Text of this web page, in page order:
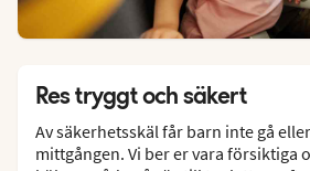
Res tryggt och säkert
Av säkerhetsskäl får barn inte gå
mittgången. Vi ber er vara försiktiga